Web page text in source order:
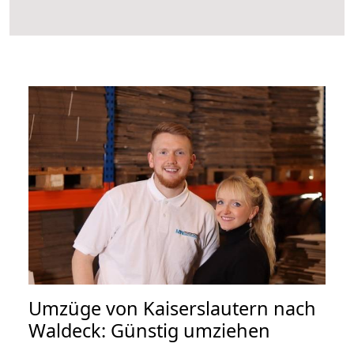
Umzüge von Kaiserslautern nach
Waldeck: Günstig umziehen